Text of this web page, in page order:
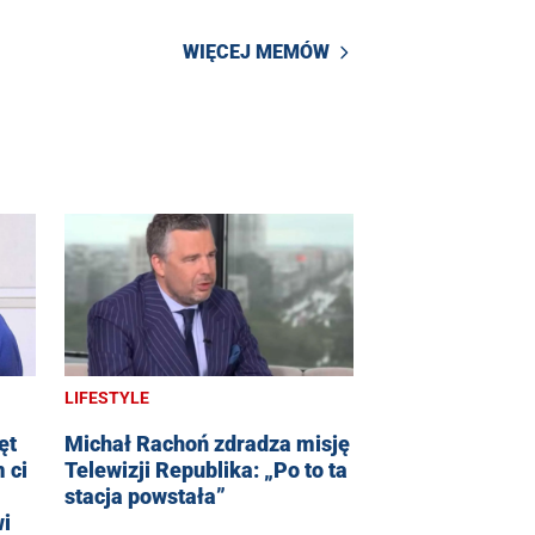
WIĘCEJ MEMÓW
ci
LIFESTYLE
Michał Rachoń zdradza misję
Telewizji Republika: „Po to ta
stacja powstała”